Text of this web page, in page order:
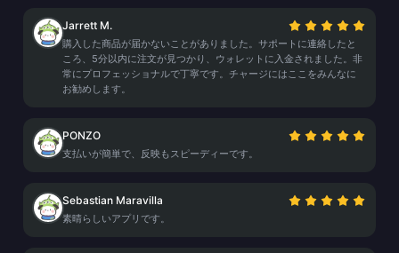
Jarrett M.
購入した商品が届かないことがありました。サポートに連絡したと
ころ、5分以内に注文が見つかり、ウォレットに入金されました。非
常にプロフェッショナルで丁寧です。チャージにはここをみんなに
お勧めします。
PONZO
支払いが簡単で、反映もスピーディーです。
Sebastian Maravilla
素晴らしいアプリです。